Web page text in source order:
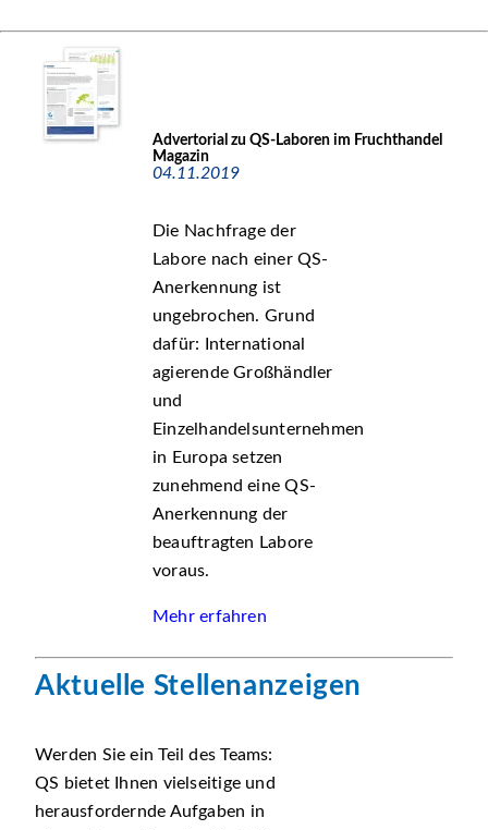
Advertorial zu QS-Laboren im Fruchthandel
Magazin
04.11.2019
Die Nachfrage der
Labore nach einer QS-
Anerkennung ist
ungebrochen. Grund
dafür: International
agierende Großhändler
und
Einzelhandelsunternehmen
in Europa setzen
zunehmend eine QS-
Anerkennung der
beauftragten Labore
voraus.
Mehr erfahren
Aktuelle Stellenanzeigen
Werden Sie ein Teil des Teams:
QS bietet Ihnen vielseitige und
herausfordernde Aufgaben in